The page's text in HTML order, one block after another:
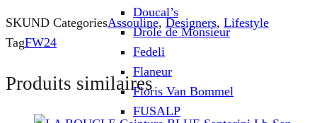
Doucal’s
Drôle de Monsieur
Fedeli
Flaneur
Floris Van Bommel
FUSALP
SKUND CategoriesAssouline, Designers, Lifestyle
TagFW24
Produits similaires